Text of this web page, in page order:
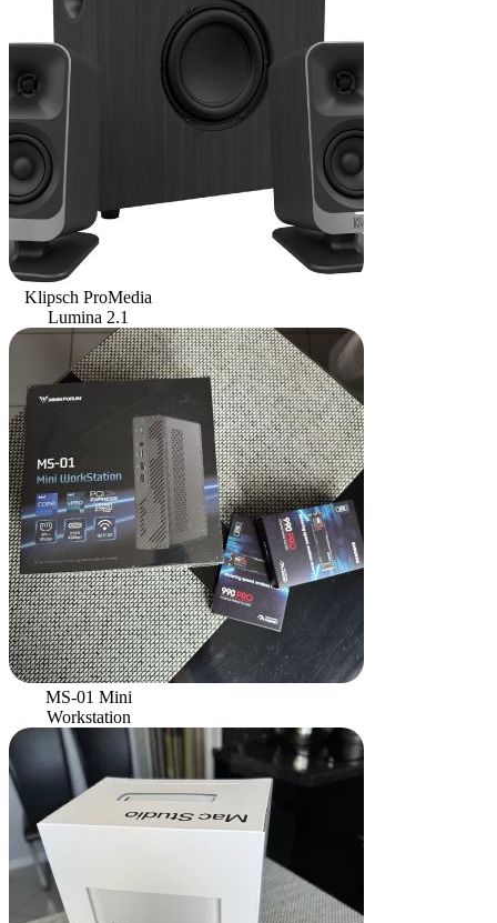
Klipsch ProMedia
Lumina 2.1
MS-01 Mini
Workstation